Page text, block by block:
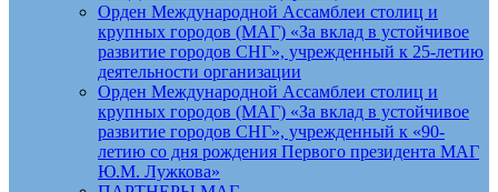
Орден Международной Ассамблеи столиц и
крупных городов (МАГ) «За вклад в устойчивое
развитие городов СНГ», учрежденный к 25-летию
деятельности организации
Орден Международной Ассамблеи столиц и
крупных городов (МАГ) «За вклад в устойчивое
развитие городов СНГ», учрежденный к «90-
летию со дня рождения Первого президента МАГ
Ю.М. Лужкова»